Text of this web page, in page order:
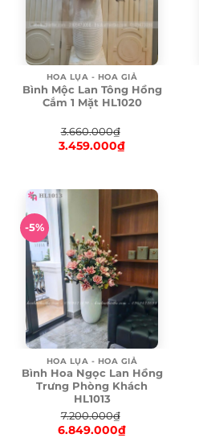
HOA LỤA - HOA GIẢ
Bình Mộc Lan Tông Hồng
Cắm 1 Mặt HL1020
3.660.000₫
Original
3.660.000₫.
3.459.000₫
is:
3.459.000₫.
-5%
HOA LỤA - HOA GIẢ
Bình Hoa Ngọc Lan Hồng
Trưng Phòng Khách
HL1013
7.200.000₫
Original
6.849.000₫